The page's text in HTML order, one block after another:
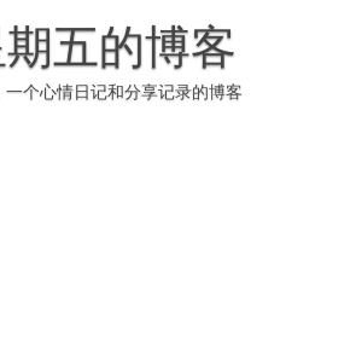
期五的博客
一个心情日记和分享记录的博客